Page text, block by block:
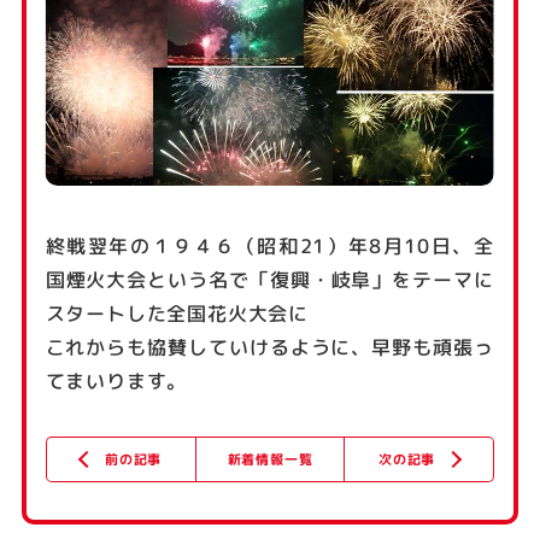
終戦翌年の１９４６（昭和21）年8月10日、全
国煙火大会という名で「復興・岐阜」をテーマに
スタートした全国花火大会に
これからも協賛していけるように、早野も頑張っ
てまいります。
前の記事 次の記事
新着情報一覧